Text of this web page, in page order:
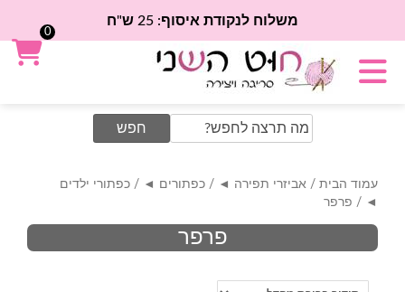
משלוח לנקודת איסוף: 25 ש"ח
Search
for:
עמוד הבית / אביזרי תפירה ◄ / כפתורים ◄ / כפתורי ילדים
◄ / פרפר
פרפר
0